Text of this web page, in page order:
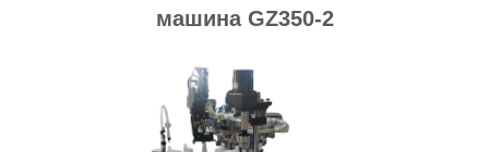
машина GZ350-2